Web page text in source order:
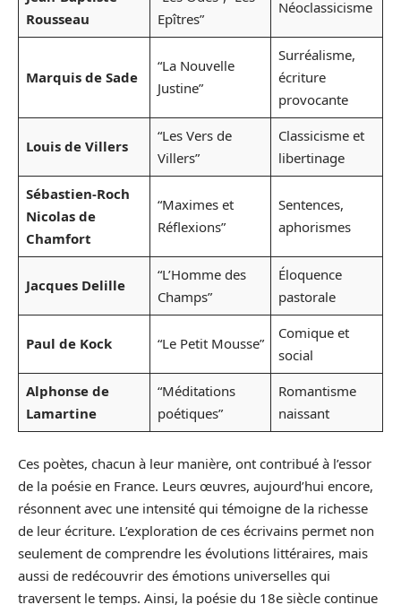
Rousseau
Epîtres”
Néoclassicisme
Marquis de Sade
“La Nouvelle
Justine”
Surréalisme,
écriture
provocante
Louis de Villers
“Les Vers de
Villers”
Classicisme et
libertinage
Sébastien-Roch
Nicolas de
Chamfort
“Maximes et
Réflexions”
Sentences,
aphorismes
Jacques Delille
“L’Homme des
Champs”
Éloquence
pastorale
Paul de Kock “Le Petit Mousse”
Comique et
social
Alphonse de
Lamartine
“Méditations
poétiques”
Romantisme
naissant
Ces poètes, chacun à leur manière, ont contribué à l’essor
de la poésie en France. Leurs œuvres, aujourd’hui encore,
résonnent avec une intensité qui témoigne de la richesse
de leur écriture. L’exploration de ces écrivains permet non
seulement de comprendre les évolutions littéraires, mais
aussi de redécouvrir des émotions universelles qui
traversent le temps. Ainsi, la poésie du 18e siècle continue